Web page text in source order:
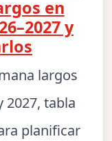
en
y
largos
2027, tabla
planificar